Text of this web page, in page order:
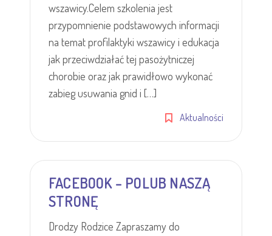
wszawicy.Celem szkolenia jest
przypomnienie podstawowych informacji
na temat profilaktyki wszawicy i edukacja
jak przeciwdziałać tej pasożytniczej
chorobie oraz jak prawidłowo wykonać
zabieg usuwania gnid i […]
Aktualności
FACEBOOK – POLUB NASZĄ
STRONĘ
Drodzy Rodzice Zapraszamy do